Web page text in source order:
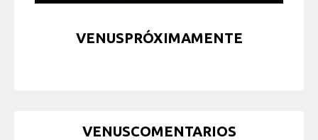
VENUSPRÓXIMAMENTE
VENUSCOMENTARIOS